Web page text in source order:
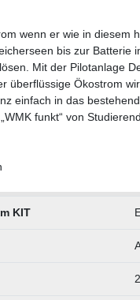
wenn er wie in diesem
bis zur Batterie
Mit der Pilotanlage
überflüssige Ökostrom
einfach in das
funkt“ von
KIT